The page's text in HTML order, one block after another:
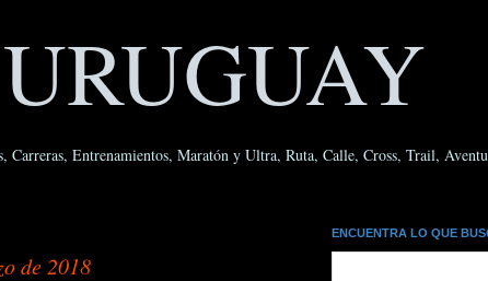
Carreras, Entrenamientos, Maratón y Ultra, Ruta, Calle, Cross, Trail,
de 2018
ENCUENTRA LO QUE